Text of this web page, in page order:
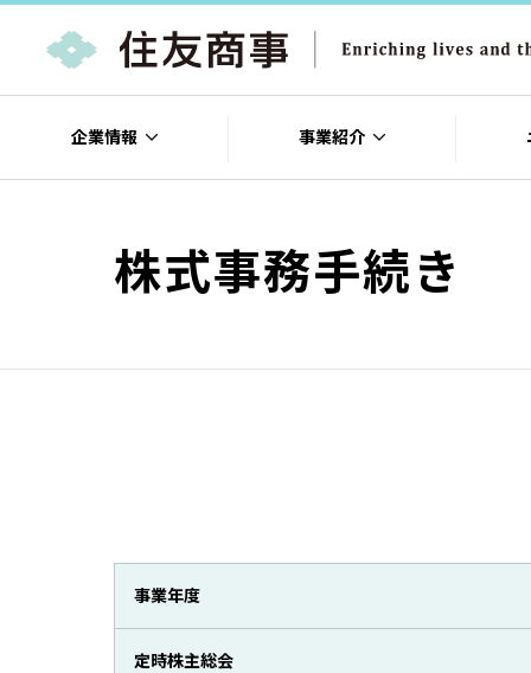
企業情報 事業紹介
株式事務手続き
事業年度
定時株主総会